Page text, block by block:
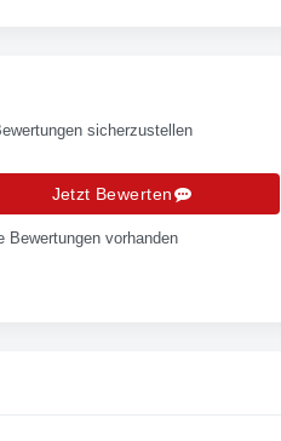
sicherzustellen
Jetzt Bewerten
Bewertungen vorhanden